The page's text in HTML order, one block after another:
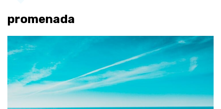
promenada